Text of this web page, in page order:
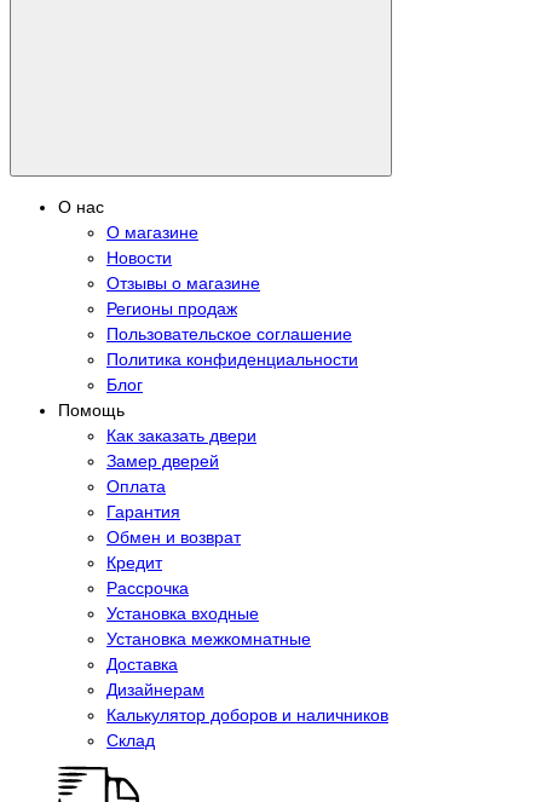
О нас
О магазине
Новости
Отзывы о магазине
Регионы продаж
Пользовательское соглашение
Политика конфиденциальности
Блог
Помощь
Как заказать двери
Замер дверей
Оплата
Гарантия
Обмен и возврат
Кредит
Рассрочка
Установка входные
Установка межкомнатные
Доставка
Дизайнерам
Калькулятор доборов и наличников
Склад